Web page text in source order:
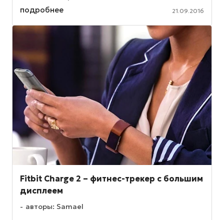
светлым фоном, а также – ...
подробнее 21.09.2016
Fitbit Charge 2 – фитнес-трекер с большим
дисплеем
авторы: Samael